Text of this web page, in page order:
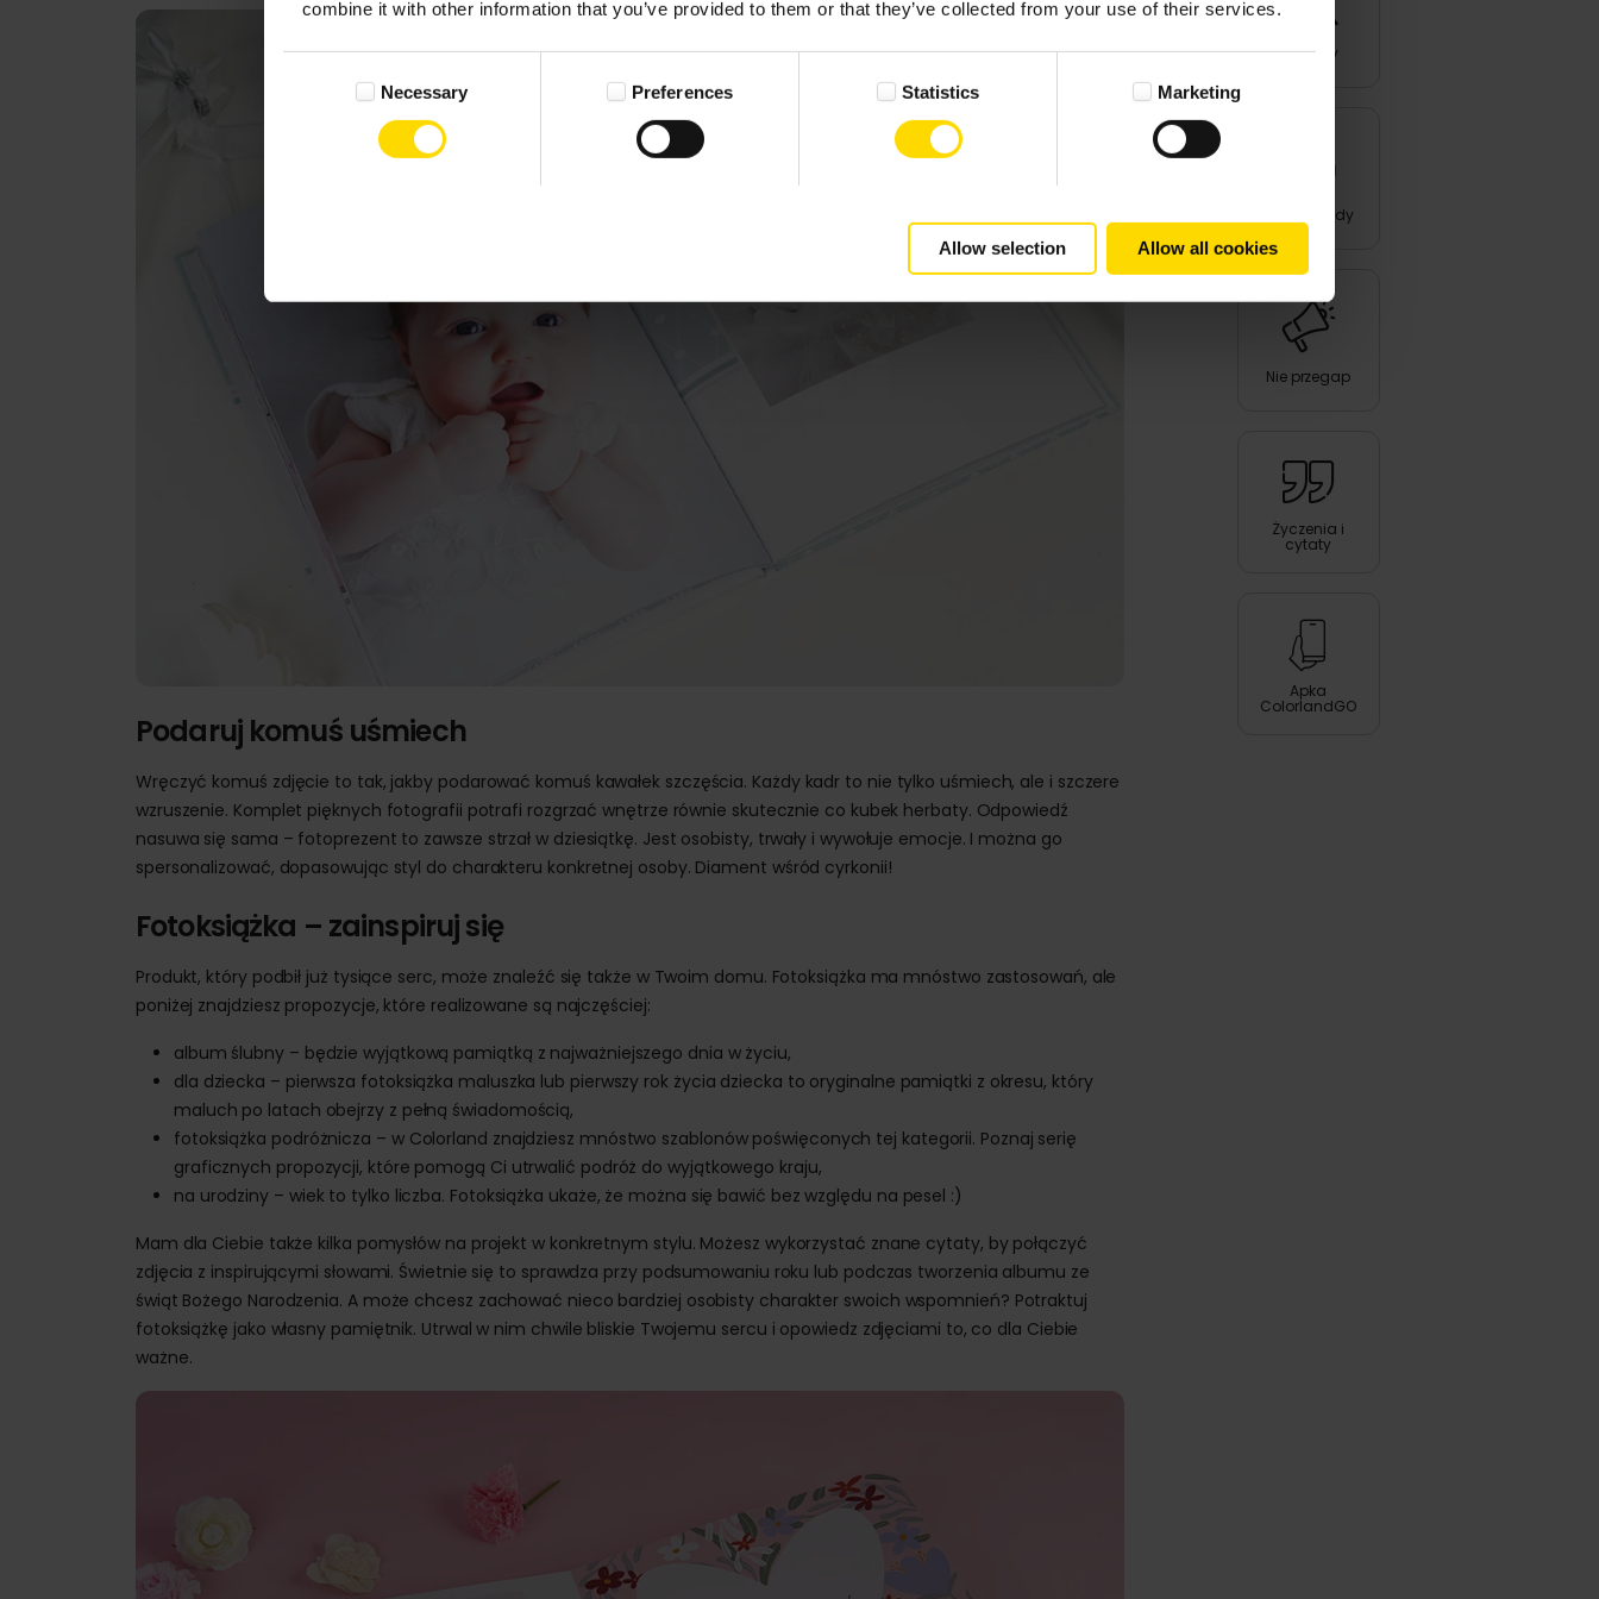
combine it with other information that you’ve provided to them or that they’ve collected from your use of their services.
Necessary Preferences Statistics Marketing
Allow selection Allow all cookies
Podaruj komuś uśmiech
Wręczyć komuś zdjęcie to tak, jakby podarować komuś kawałek szczęścia. Każdy kadr to nie tylko uśmiech, ale i szczere
wzruszenie. Komplet pięknych fotografii potrafi rozgrzać wnętrze równie skutecznie co kubek herbaty. Odpowiedź
nasuwa się sama – fotoprezent to zawsze strzał w dziesiątkę. Jest osobisty, trwały i wywołuje emocje. I można go
spersonalizować, dopasowując styl do charakteru konkretnej osoby. Diament wśród cyrkonii!
Fotoksiążka – zainspiruj się
Produkt, który podbił już tysiące serc, może znaleźć się także w Twoim domu. Fotoksiążka ma mnóstwo zastosowań, ale
poniżej znajdziesz propozycje, które realizowane są najczęściej:
album ślubny – będzie wyjątkową pamiątką z najważniejszego dnia w życiu,
dla dziecka – pierwsza fotoksiążka maluszka lub pierwszy rok życia dziecka to oryginalne pamiątki z okresu, który
maluch po latach obejrzy z pełną świadomością,
fotoksiążka podróżnicza – w Colorland znajdziesz mnóstwo szablonów poświęconych tej kategorii. Poznaj serię
graficznych propozycji, które pomogą Ci utrwalić podróż do wyjątkowego kraju,
na urodziny – wiek to tylko liczba. Fotoksiążka ukaże, że można się bawić bez względu na pesel :)
Mam dla Ciebie także kilka pomysłów na projekt w konkretnym stylu. Możesz wykorzystać znane cytaty, by połączyć
zdjęcia z inspirującymi słowami. Świetnie się to sprawdza przy podsumowaniu roku lub podczas tworzenia albumu ze
świąt Bożego Narodzenia. A może chcesz zachować nieco bardziej osobisty charakter swoich wspomnień? Potraktuj
fotoksiążkę jako własny pamiętnik. Utrwal w nim chwile bliskie Twojemu sercu i opowiedz zdjęciami to, co dla Ciebie
ważne.
Produkty
Triki i porady
Nie przegap
Życzenia i
cytaty
Apka
ColorlandGO